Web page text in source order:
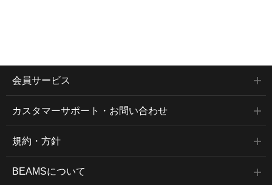
会員サービス
カスタマーサポート・お問い合わせ
規約・方針
BEAMSについて